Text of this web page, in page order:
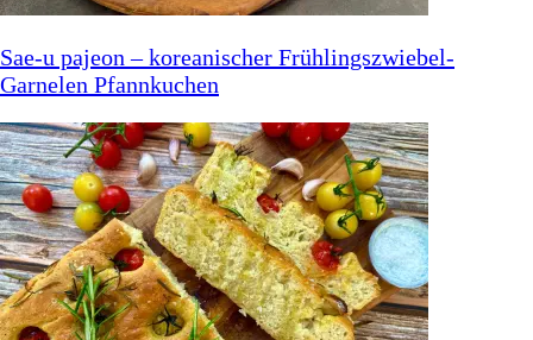
Sae-u pajeon – koreanischer Frühlingszwiebel-
Garnelen Pfannkuchen